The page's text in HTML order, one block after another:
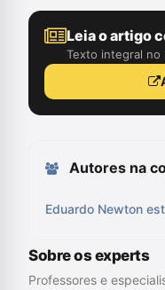
Leia o artigo
Texto integral no
Autores na
Eduardo Newton
Sobre os experts
Professores e